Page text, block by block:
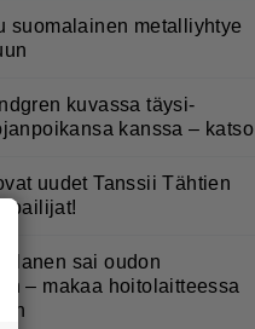
suomalainen metalliyhtye
kuvassa täysi-
kanssa – katso
uudet Tanssii Tähtien
sai oudon
– makaa hoitolaitteessa